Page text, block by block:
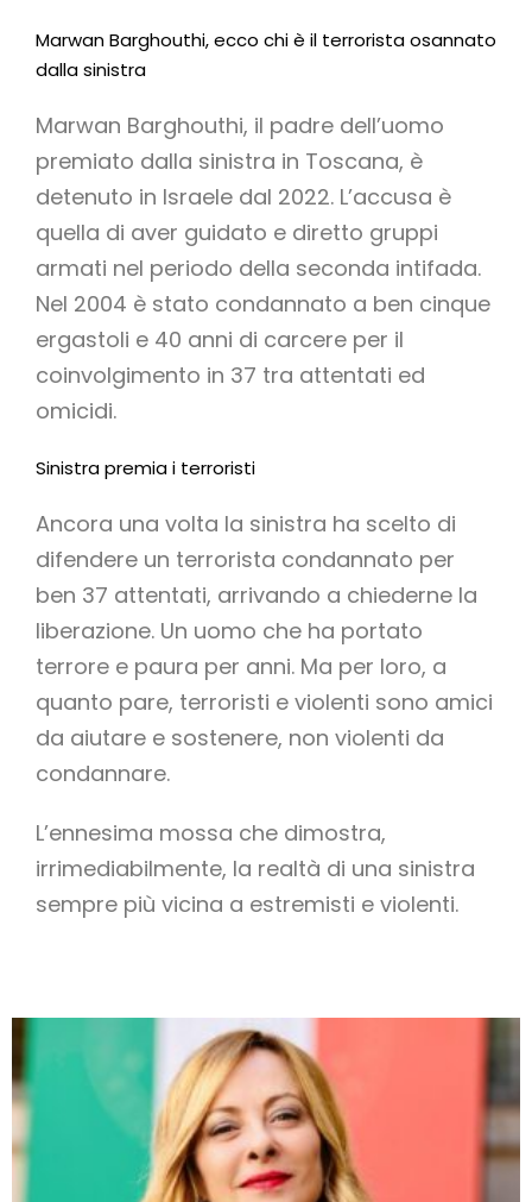
Marwan Barghouthi, ecco chi è il terrorista osannato
dalla sinistra
Marwan Barghouthi, il padre dell’uomo
premiato dalla sinistra in Toscana, è
detenuto in Israele dal 2022. L’accusa è
quella di aver guidato e diretto gruppi
armati nel periodo della seconda intifada.
Nel 2004 è stato condannato a ben cinque
ergastoli e 40 anni di carcere per il
coinvolgimento in 37 tra attentati ed
omicidi.
Sinistra premia i terroristi
Ancora una volta la sinistra ha scelto di
difendere un terrorista condannato per
ben 37 attentati, arrivando a chiederne la
liberazione. Un uomo che ha portato
terrore e paura per anni. Ma per loro, a
quanto pare, terroristi e violenti sono amici
da aiutare e sostenere, non violenti da
condannare.
L’ennesima mossa che dimostra,
irrimediabilmente, la realtà di una sinistra
sempre più vicina a estremisti e violenti.